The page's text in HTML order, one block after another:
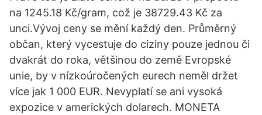
na 1245.18 Kč/gram, což je 38729.43 Kč za
unci.Vývoj ceny se mění každý den. Průměrný
občan, který vycestuje do ciziny pouze jednou či
dvakrát do roka, většinou do země Evropské
unie, by v nízkoúročených eurech neměl držet
více jak 1 000 EUR. Nevyplatí se ani vysoká
expozice v amerických dolarech. MONETA